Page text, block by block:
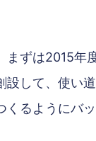
ずは2015年
して、使い
るようにバ